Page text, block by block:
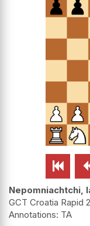

Nepomniachtchi,
GCT Croatia Rapid
TA